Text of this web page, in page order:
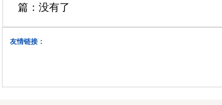
篇：没有了
友情链接：